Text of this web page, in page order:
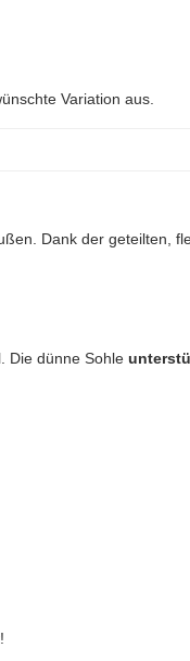
Variation aus.
Dank der geteilten,
Die dünne Sohle